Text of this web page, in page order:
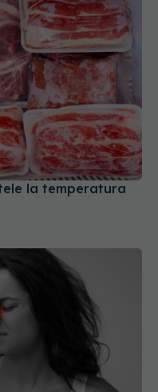
la temperatura